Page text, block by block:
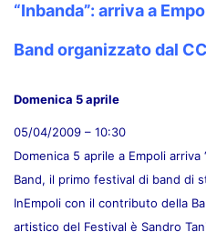
“Inbanda”: arriva a
Band organizzato dal
Domenica 5 aprile
05/04/2009 – 10:30
Domenica 5 aprile a Empoli arriva
Band, il primo festival di band di
InEmpoli con il contributo della
artistico del Festival è Sandro